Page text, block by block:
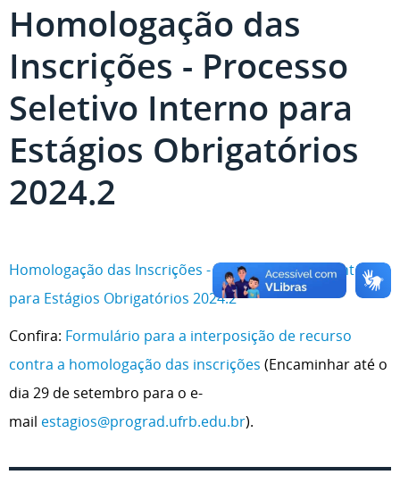
Homologação das
Inscrições - Processo
Seletivo Interno para
Estágios Obrigatórios
2024.2
Homologação das Inscrições - Processo Seletivo Interno
para Estágios Obrigatórios 2024.2
Confira: Formulário para a interposição de recurso
contra a homologação das inscrições (Encaminhar até o
dia 29 de setembro para o e-
mail estagios@prograd.ufrb.edu.br).